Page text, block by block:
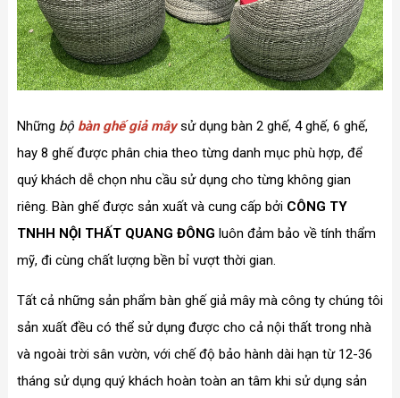
Những bộ bàn ghế giả mâysử dụng bàn 2 ghế, 4 ghế, 6 ghế,
hay 8 ghế được phân chia theo từng danh mục phù hợp, để
quý khách dễ chọn nhu cầu sử dụng cho từng không gian
riêng. Bàn ghế được sản xuất và cung cấp bởi CÔNG TY
TNHH NỘI THẤT QUANG ĐÔNG luôn đảm bảo về tính thẩm
mỹ, đi cùng chất lượng bền bỉ vượt thời gian.
Tất cả những sản phẩm bàn ghế giả mây mà công ty chúng tôi
sản xuất đều có thể sử dụng được cho cả nội thất trong nhà
và ngoài trời sân vườn, với chế độ bảo hành dài hạn từ 12-36
tháng sử dụng quý khách hoàn toàn an tâm khi sử dụng sản